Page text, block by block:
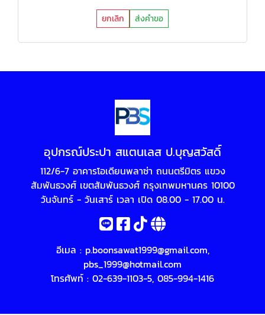
ยกเลิก ส่งคำขอ
อุปกรณ์ประปา สแตนเลส ป.บุญสวัสดิ์
112/6-7 อาคารโอเดียนพลาซ่า ถนนตรีมิตร แขวง
สัมพันธวงศ์ เขตสัมพันธวงศ์ กรุงเทพมหานคร 10100
วันจันทร์ - วันเสาร์ เวลา เปิด 08.00 - 17.00 น.
อีเมล : p.boonsawat1999@gmail.com,
pbs_1999@hotmail.com
โทรศัพท์ : 02-639-1103-5, 085-994-1416